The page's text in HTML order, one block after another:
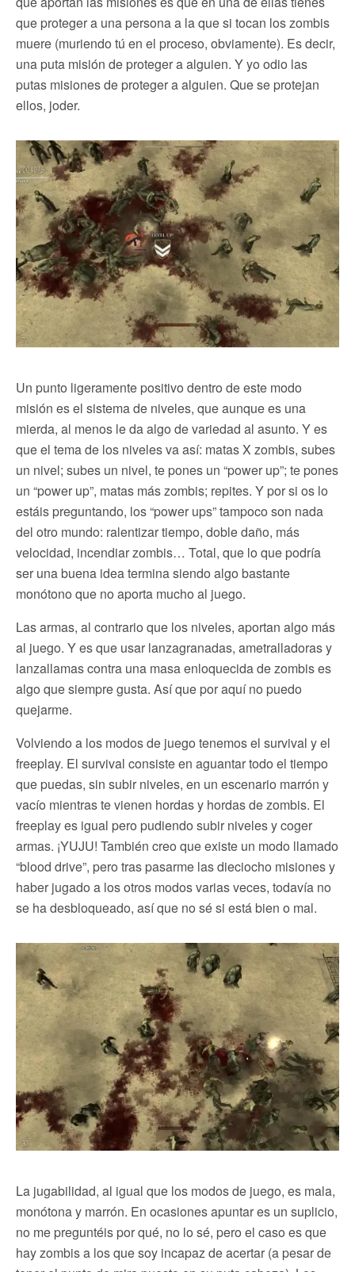
que proteger a una persona a la que si tocan los zombis
muere (muriendo tú en el proceso, obviamente). Es decir,
una puta misión de proteger a alguien. Y yo odio las
putas misiones de proteger a alguien. Que se protejan
ellos, joder.
Un punto ligeramente positivo dentro de este modo
misión es el sistema de niveles, que aunque es una
mierda, al menos le da algo de variedad al asunto. Y es
que el tema de los niveles va así: matas X zombis, subes
un nivel; subes un nivel, te pones un “power up”; te pones
un “power up”, matas más zombis; repites. Y por si os lo
estáis preguntando, los “power ups” tampoco son nada
del otro mundo: ralentizar tiempo, doble daño, más
velocidad, incendiar zombis… Total, que lo que podría
ser una buena idea termina siendo algo bastante
monótono que no aporta mucho al juego.
Las armas, al contrario que los niveles, aportan algo más
al juego. Y es que usar lanzagranadas, ametralladoras y
lanzallamas contra una masa enloquecida de zombis es
algo que siempre gusta. Así que por aquí no puedo
quejarme.
Volviendo a los modos de juego tenemos el survival y el
freeplay. El survival consiste en aguantar todo el tiempo
que puedas, sin subir niveles, en un escenario marrón y
vacío mientras te vienen hordas y hordas de zombis. El
freeplay es igual pero pudiendo subir niveles y coger
armas. ¡YUJU! También creo que existe un modo llamado
“blood drive”, pero tras pasarme las dieciocho misiones y
haber jugado a los otros modos varias veces, todavía no
se ha desbloqueado, así que no sé si está bien o mal.
La jugabilidad, al igual que los modos de juego, es mala,
monótona y marrón. En ocasiones apuntar es un suplicio,
no me preguntéis por qué, no lo sé, pero el caso es que
hay zombis a los que soy incapaz de acertar (a pesar de